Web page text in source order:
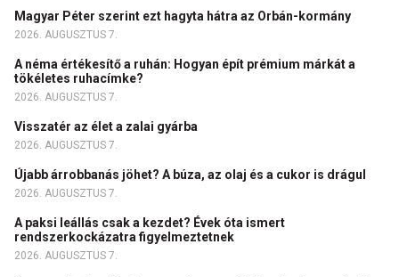
Magyar Péter szerint ezt hagyta hátra az Orbán-kormány
2026. AUGUSZTUS 7.
A néma értékesítő a ruhán: Hogyan épít prémium márkát a
tökéletes ruhacímke?
2026. AUGUSZTUS 7.
Visszatér az élet a zalai gyárba
2026. AUGUSZTUS 7.
Újabb árrobbanás jöhet? A búza, az olaj és a cukor is drágul
2026. AUGUSZTUS 7.
A paksi leállás csak a kezdet? Évek óta ismert
rendszerkockázatra figyelmeztetnek
2026. AUGUSZTUS 7.